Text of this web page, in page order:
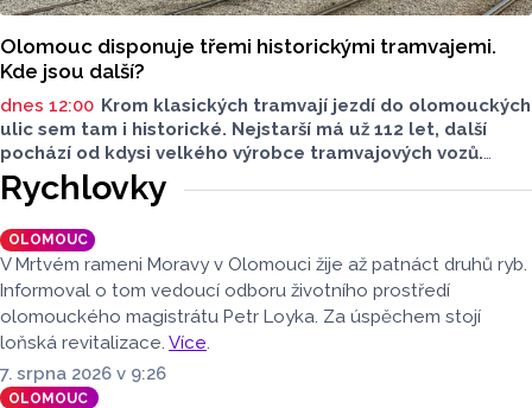
Olomouc disponuje třemi historickými tramvajemi.
Kde jsou další?
dnes 12:00 Krom klasických tramvají jezdí do olomouckých
ulic sem tam i historické. Nejstarší má už 112 let, další
pochází od kdysi velkého výrobce tramvajových vozů.
Třetím je vlečný vůz. Další, které kdysi jezdily v krajském
městě, jsou na jiných místech, třeba v brněnském
depozitáři.
Rychlovky
OLOMOUC
V Mrtvém rameni Moravy v Olomouci žije až patnáct druhů ryb.
Informoval o tom vedoucí odboru životního prostředí
olomouckého magistrátu Petr Loyka. Za úspěchem stojí
loňská revitalizace. Více.
7. srpna 2026 v 9:26
OLOMOUC